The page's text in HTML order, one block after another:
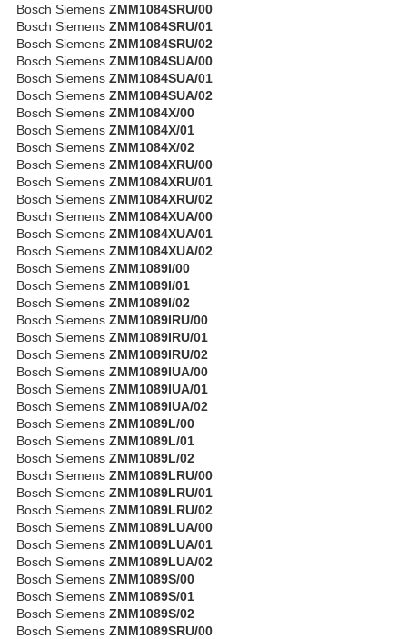
Bosch Siemens ZMM1084SRU/00
Bosch Siemens ZMM1084SRU/01
Bosch Siemens ZMM1084SRU/02
Bosch Siemens ZMM1084SUA/00
Bosch Siemens ZMM1084SUA/01
Bosch Siemens ZMM1084SUA/02
Bosch Siemens ZMM1084X/00
Bosch Siemens ZMM1084X/01
Bosch Siemens ZMM1084X/02
Bosch Siemens ZMM1084XRU/00
Bosch Siemens ZMM1084XRU/01
Bosch Siemens ZMM1084XRU/02
Bosch Siemens ZMM1084XUA/00
Bosch Siemens ZMM1084XUA/01
Bosch Siemens ZMM1084XUA/02
Bosch Siemens ZMM1089I/00
Bosch Siemens ZMM1089I/01
Bosch Siemens ZMM1089I/02
Bosch Siemens ZMM1089IRU/00
Bosch Siemens ZMM1089IRU/01
Bosch Siemens ZMM1089IRU/02
Bosch Siemens ZMM1089IUA/00
Bosch Siemens ZMM1089IUA/01
Bosch Siemens ZMM1089IUA/02
Bosch Siemens ZMM1089L/00
Bosch Siemens ZMM1089L/01
Bosch Siemens ZMM1089L/02
Bosch Siemens ZMM1089LRU/00
Bosch Siemens ZMM1089LRU/01
Bosch Siemens ZMM1089LRU/02
Bosch Siemens ZMM1089LUA/00
Bosch Siemens ZMM1089LUA/01
Bosch Siemens ZMM1089LUA/02
Bosch Siemens ZMM1089S/00
Bosch Siemens ZMM1089S/01
Bosch Siemens ZMM1089S/02
Bosch Siemens ZMM1089SRU/00